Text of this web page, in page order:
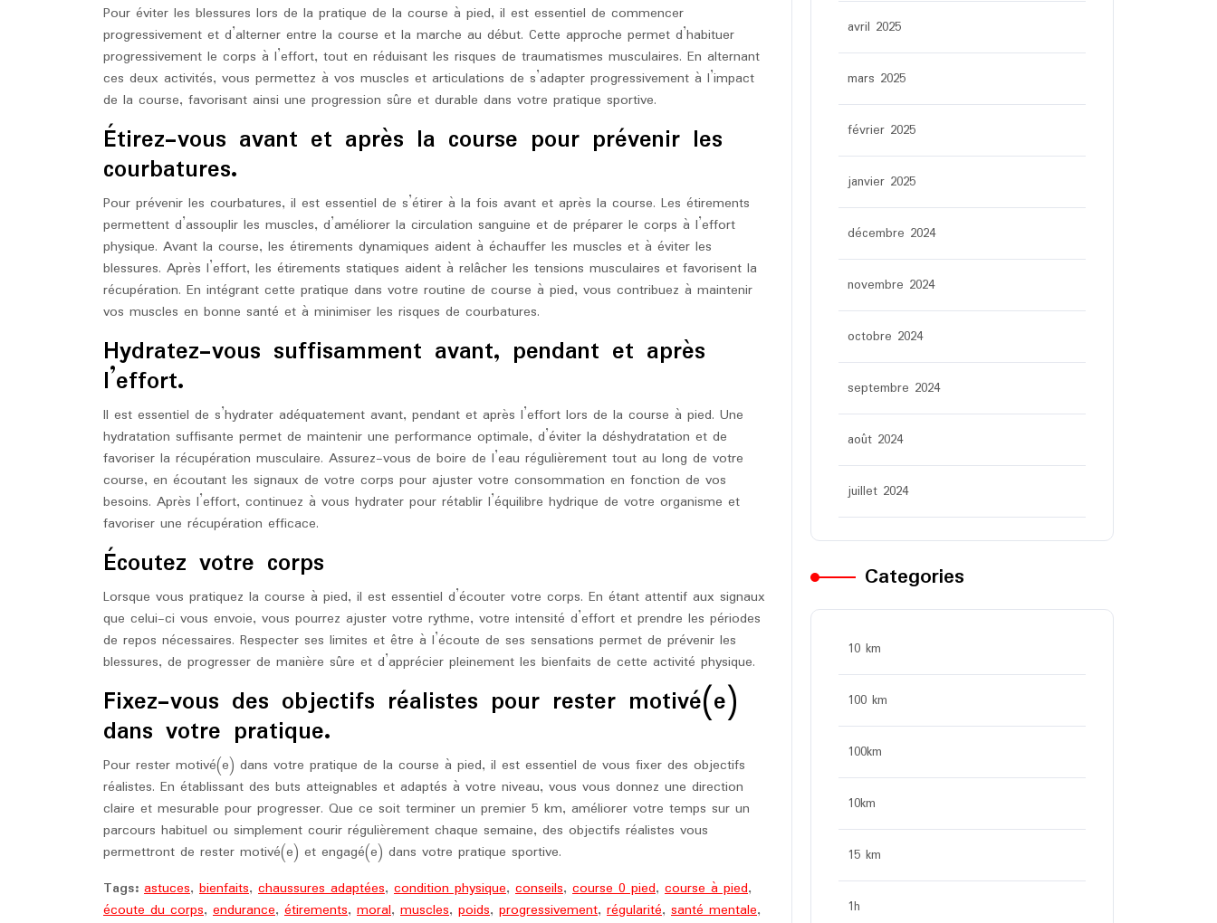
Pour éviter les blessures lors de la pratique de la course à pied, il est essentiel de commencer
progressivement et d’alterner entre la course et la marche au début. Cette approche permet d’habituer
progressivement le corps à l’effort, tout en réduisant les risques de traumatismes musculaires. En alternant
ces deux activités, vous permettez à vos muscles et articulations de s’adapter progressivement à l’impact
de la course, favorisant ainsi une progression sûre et durable dans votre pratique sportive.
Étirez-vous avant et après la course pour prévenir les
courbatures.
Pour prévenir les courbatures, il est essentiel de s’étirer à la fois avant et après la course. Les étirements
permettent d’assouplir les muscles, d’améliorer la circulation sanguine et de préparer le corps à l’effort
physique. Avant la course, les étirements dynamiques aident à échauffer les muscles et à éviter les
blessures. Après l’effort, les étirements statiques aident à relâcher les tensions musculaires et favorisent la
récupération. En intégrant cette pratique dans votre routine de course à pied, vous contribuez à maintenir
vos muscles en bonne santé et à minimiser les risques de courbatures.
Hydratez-vous suffisamment avant, pendant et après
l’effort.
Il est essentiel de s’hydrater adéquatement avant, pendant et après l’effort lors de la course à pied. Une
hydratation suffisante permet de maintenir une performance optimale, d’éviter la déshydratation et de
favoriser la récupération musculaire. Assurez-vous de boire de l’eau régulièrement tout au long de votre
course, en écoutant les signaux de votre corps pour ajuster votre consommation en fonction de vos
besoins. Après l’effort, continuez à vous hydrater pour rétablir l’équilibre hydrique de votre organisme et
favoriser une récupération efficace.
Écoutez votre corps
Lorsque vous pratiquez la course à pied, il est essentiel d’écouter votre corps. En étant attentif aux signaux
que celui-ci vous envoie, vous pourrez ajuster votre rythme, votre intensité d’effort et prendre les périodes
de repos nécessaires. Respecter ses limites et être à l’écoute de ses sensations permet de prévenir les
blessures, de progresser de manière sûre et d’apprécier pleinement les bienfaits de cette activité physique.
Fixez-vous des objectifs réalistes pour rester motivé(e)
dans votre pratique.
Pour rester motivé(e) dans votre pratique de la course à pied, il est essentiel de vous fixer des objectifs
réalistes. En établissant des buts atteignables et adaptés à votre niveau, vous vous donnez une direction
claire et mesurable pour progresser. Que ce soit terminer un premier 5 km, améliorer votre temps sur un
parcours habituel ou simplement courir régulièrement chaque semaine, des objectifs réalistes vous
permettront de rester motivé(e) et engagé(e) dans votre pratique sportive.
Tags: astuces, bienfaits, chaussures adaptées, condition physique, conseils, course 0 pied, course à pied,
écoute du corps, endurance, étirements, moral, muscles, poids, progressivement, régularité, santé mentale,
avril 2025
mars 2025
février 2025
janvier 2025
décembre 2024
novembre 2024
octobre 2024
septembre 2024
août 2024
juillet 2024
Categories
10 km
100 km
100km
10km
15 km
1h